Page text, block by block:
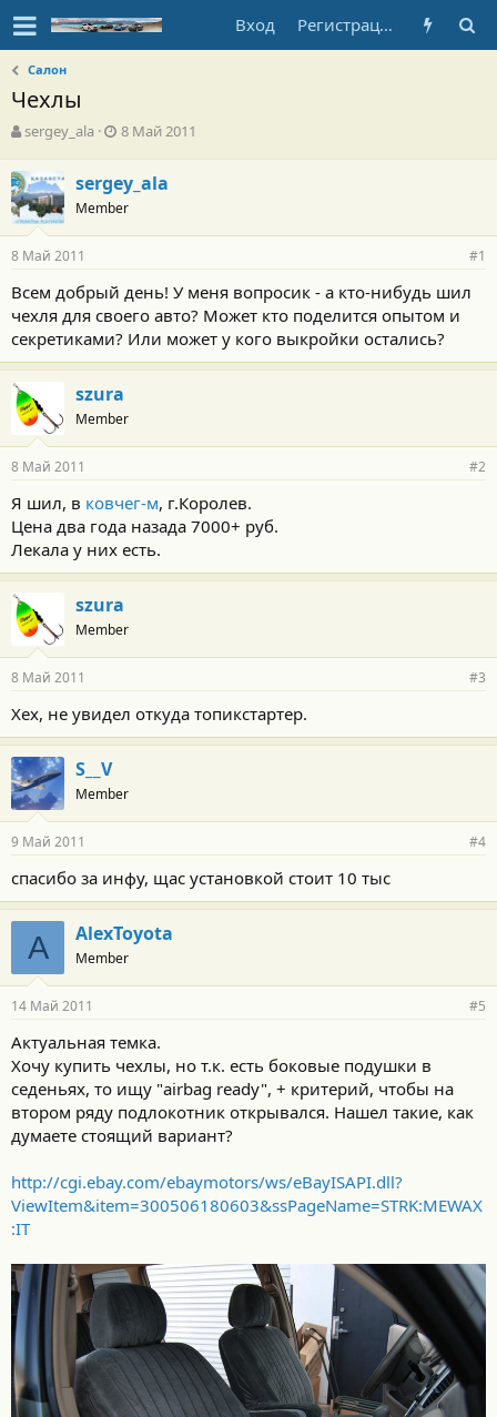
Вход Регистрация
Салон
Чехлы
А
т
о
р
т
е
м
ы
sergey_ala
Д
а
н
а
л
а
8 Май 2011
sergey_ala
Member
8 Май 2011 #1
Всем добрый день! У меня вопросик - а кто-нибудь шил
чехля для своего авто? Может кто поделится опытом и
секретиками? Или может у кого выкройки остались?
szura
Member
8 Май 2011 #2
Я шил, в ковчег-м, г.Королев.
Цена два года назада 7000+ руб.
Лекала у них есть.
szura
Member
8 Май 2011 #3
Хех, не увидел откуда топикстартер.
S__V
Member
9 Май 2011 #4
спасибо за инфу, щас установкой стоит 10 тыс
A AlexToyota
Member
14 Май 2011 #5
Актуальная темка.
Хочу купить чехлы, но т.к. есть боковые подушки в
седеньях, то ищу "airbag ready", + критерий, чтобы на
втором ряду подлокотник открывался. Нашел такие, как
думаете стоящий вариант?
http://cgi.ebay.com/ebaymotors/ws/eBayISAPI.dll?
ViewItem&item=300506180603&ssPageName=STRK:MEWAX
:IT